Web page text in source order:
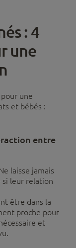
: 4
une
une
et bébés :
entre
laisse jamais
si leur relation
être dans la
proche pour
et